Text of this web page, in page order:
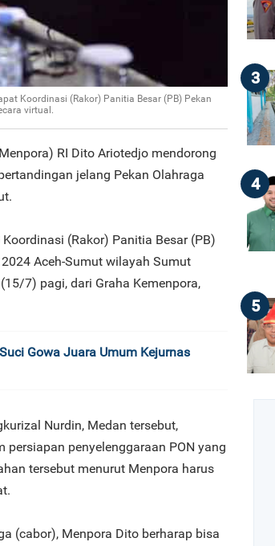
Koordinasi (Rakor) Panitia Besar (PB) Pekan
virtual.
RI Dito Ariotedjo mendorong
jelang Pekan Olahraga
(Rakor) Panitia Besar (PB)
Aceh-Sumut wilayah Sumut
7) pagi, dari Graha Kemenpora,
Gowa Juara Umum Kejurnas
Nurdin, Medan tersebut,
penyelenggaraan PON yang
tersebut menurut Menpora harus
(cabor), Menpora Dito berharap bisa
3
4
5